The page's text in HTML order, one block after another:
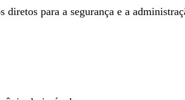
diretos para a segurança e a